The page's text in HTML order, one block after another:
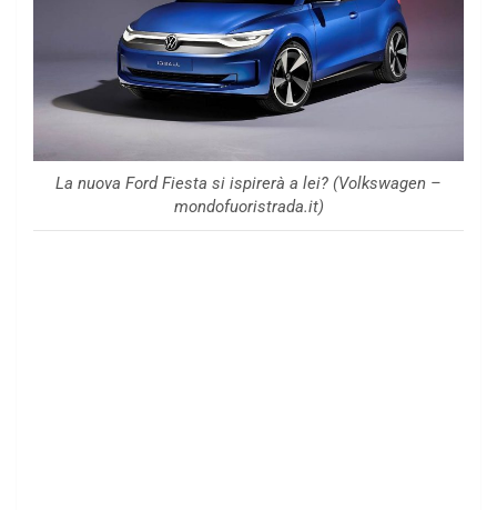
La nuova Ford Fiesta si ispirerà a lei? (Volkswagen –
mondofuoristrada.it)